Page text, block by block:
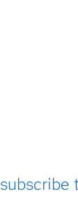
subscribe